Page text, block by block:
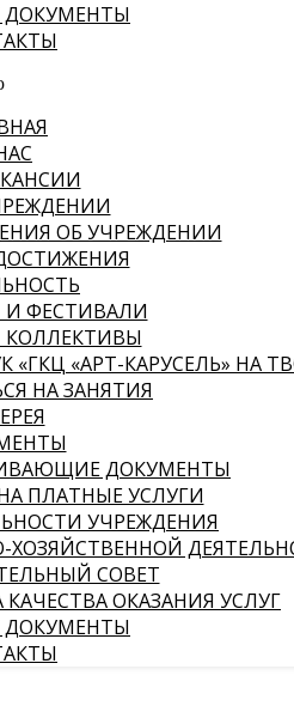
ДОКУМЕНТЫ
ОБ УЧРЕЖДЕНИИ
И ФЕСТИВАЛИ
КОЛЛЕКТИВЫ
«АРТ-КАРУСЕЛЬ» НА
НА ЗАНЯТИЯ
ДОКУМЕНТЫ
ПЛАТНЫЕ УСЛУГИ
УЧРЕЖДЕНИЯ
СОВЕТ
ОКАЗАНИЯ УСЛУГ
ДОКУМЕНТЫ